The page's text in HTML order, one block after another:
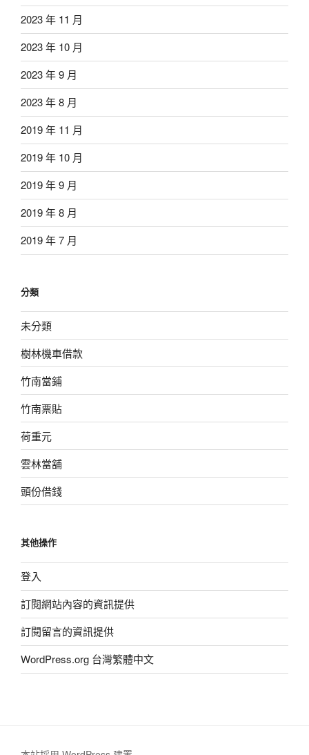
2023 年 11 月
2023 年 10 月
2023 年 9 月
2023 年 8 月
2019 年 11 月
2019 年 10 月
2019 年 9 月
2019 年 8 月
2019 年 7 月
分類
未分類
樹林機車借款
竹南當鋪
竹南票貼
荷重元
雲林當舖
頭份借錢
其他操作
登入
訂閱網站內容的資訊提供
訂閱留言的資訊提供
WordPress.org 台灣繁體中文